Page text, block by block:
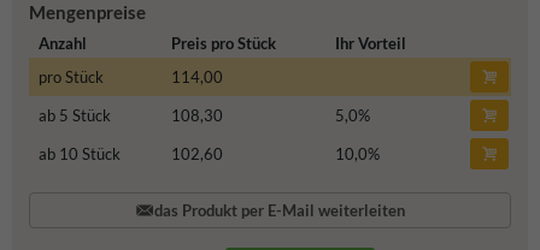
Mengenpreise
Anzahl Preis pro Stück
Ihr Vorteil
pro Stück
114,00
ab 5 Stück
108,30 5,0%
ab 10 Stück
102,60 10,0%
das Produkt per E-Mail weiterleiten